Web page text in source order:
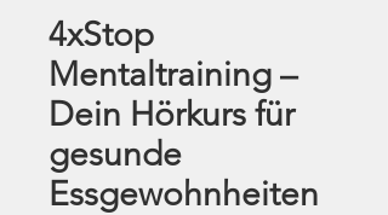
4xStop
Mentaltraining –
Dein Hörkurs für
gesunde
Essgewohnheiten